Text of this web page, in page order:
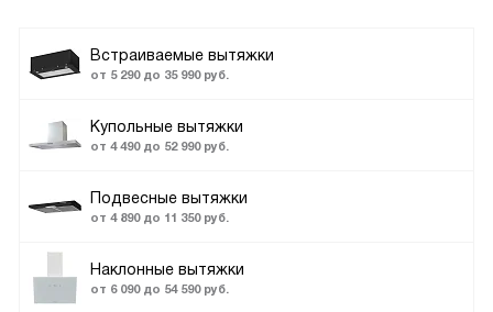
Встраиваемые вытяжки
от 5 290 до 35 990 руб.
Купольные вытяжки
от 4 490 до 52 990 руб.
Подвесные вытяжки
от 4 890 до 11 350 руб.
Наклонные вытяжки
от 6 090 до 54 590 руб.